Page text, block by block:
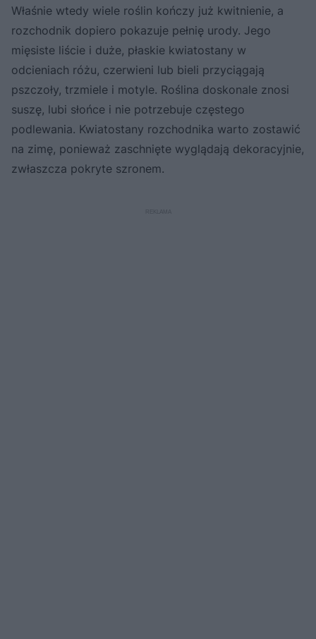
Właśnie wtedy wiele roślin kończy już kwitnienie, a
rozchodnik dopiero pokazuje pełnię urody. Jego
mięsiste liście i duże, płaskie kwiatostany w
odcieniach różu, czerwieni lub bieli przyciągają
pszczoły, trzmiele i motyle. Roślina doskonale znosi
suszę, lubi słońce i nie potrzebuje częstego
podlewania. Kwiatostany rozchodnika warto zostawić
na zimę, ponieważ zaschnięte wyglądają dekoracyjnie,
zwłaszcza pokryte szronem.